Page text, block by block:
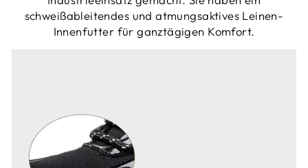
schweißableitendes und atmungsaktives Leinen-
Innenfutter für ganztägigen Komfort.